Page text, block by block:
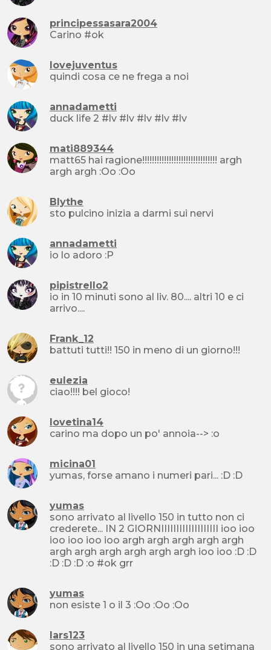
principessasara2004
Carino #ok
lovejuventus
quindi cosa ce ne frega a noi
annadametti
duck life 2 #lv #lv #lv #lv #lv
mati889344
matt65 hai ragione!!!!!!!!!!!!!!!!!!!!!!!!!!!!!!! argh
argh argh :Oo :Oo
Blythe
sto pulcino inizia a darmi sui nervi
annadametti
io lo adoro :P
pipistrello2
io in 10 minuti sono al liv. 80.... altri 10 e ci
arrivo....
Frank_12
battuti tutti!! 150 in meno di un giorno!!!
eulezia
ciao!!!! bel gioco!
lovetina14
carino ma dopo un po' annoia--> :o
micina01
yumas, forse amano i numeri pari... :D :D
yumas
sono arrivato al livello 150 in tutto non ci
crederete... IN 2 GIORNIIIIIIIIIIIIIIIIIII ioo ioo
ioo ioo ioo ioo argh argh argh argh argh
argh argh argh argh argh argh ioo ioo :D :D
:D :D :D :o #ok grr
yumas
non esiste 1 o il 3 :Oo :Oo :Oo
lars123
sono arrivato al livello 150 in una setimana